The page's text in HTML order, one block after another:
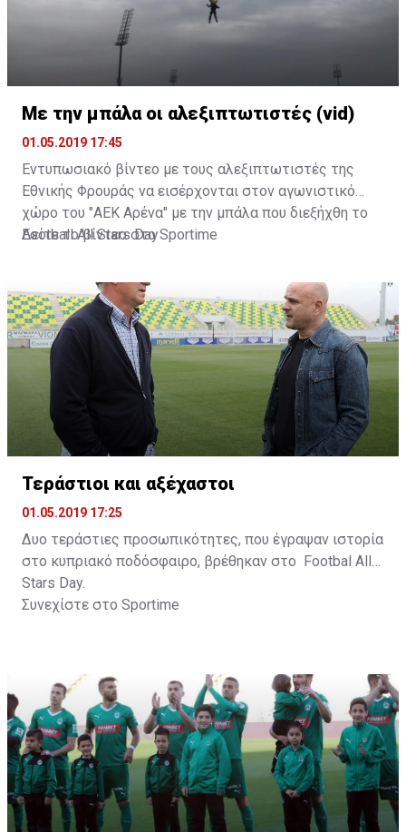
Με την μπάλα οι αλεξιπτωτιστές (vid)
01.05.2019 17:45
Εντυπωσιακό βίντεο με τους αλεξιπτωτιστές της
Εθνικής Φρουράς να εισέρχονται στον αγωνιστικό
χώρο του "ΑΕΚ Αρένα" με την μπάλα που διεξήχθη το
Football All Stars Day
Δείτε το βίντεο στοSportime
Τεράστιοι και αξέχαστοι
01.05.2019 17:25
Δυο τεράστιες προσωπικότητες, που έγραψαν ιστορία
στο κυπριακό ποδόσφαιρο, βρέθηκαν στο Footbal All
Stars Day.
Συνεχίστε στο Sportime